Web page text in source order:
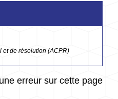
et de résolution (ACPR)
erreur sur cette page